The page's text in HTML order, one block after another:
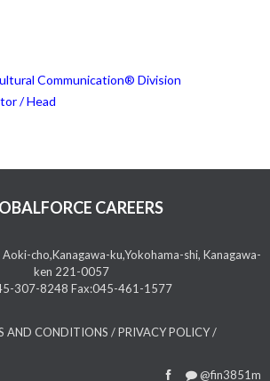
Communication® Division
/ Head
CAREERS
cho,Kanagawa-ku,Yokohama-shi, Kanagawa-
ken 221-0057
307-8248 Fax:045-461-1577
AND CONDITIONS /PRIVACY POLICY/
@fin3851m